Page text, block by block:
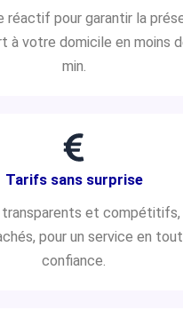
réactif pour garantir la
à votre domicile en moins
min.
Tarifs sans surprise
et compétitifs,
pour un service en
confiance.